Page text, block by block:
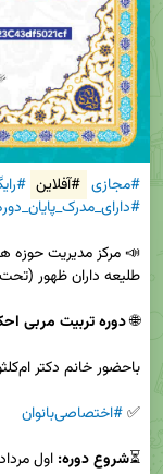
#مجازی #آفلاین
🌐 دوره تربیت مربی
✅ #اختصاصی‌بانوان
⏳شروع دوره: